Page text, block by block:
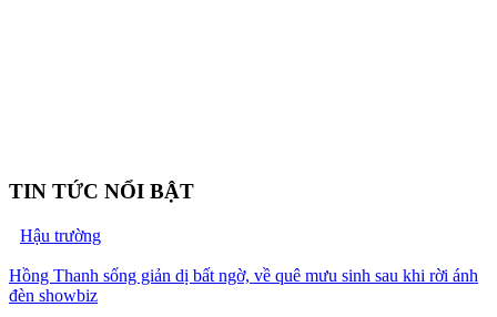
TIN TỨC NỔI BẬT
Hậu trường
Hồng Thanh sống giản dị bất ngờ, về quê mưu sinh sau khi rời ánh
đèn showbiz